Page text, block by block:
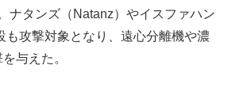
ナタンズ（Natanz）やイスファハン
も攻撃対象となり、遠心分離機や濃
与えた。